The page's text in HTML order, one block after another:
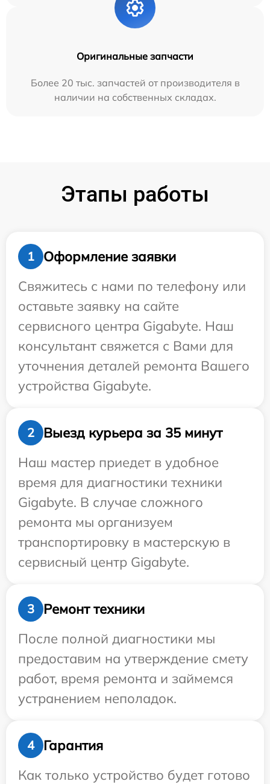
Оригинальные запчасти
Более 20 тыс. запчастей от производителя в
наличии на собственных складах.
Этапы работы
1
Оформление заявки
Свяжитесь с нами по телефону или
оставьте заявку на сайте
сервисного центра Gigabyte. Наш
консультант свяжется с Вами для
уточнения деталей ремонта Вашего
устройства Gigabyte.
2
Выезд курьера за 35 минут
Наш мастер приедет в удобное
время для диагностики техники
Gigabyte. В случае сложного
ремонта мы организуем
транспортировку в мастерскую в
сервисный центр Gigabyte.
3
Ремонт техники
После полной диагностики мы
предоставим на утверждение смету
работ, время ремонта и займемся
устранением неполадок.
4
Гарантия
Как только устройство будет готово